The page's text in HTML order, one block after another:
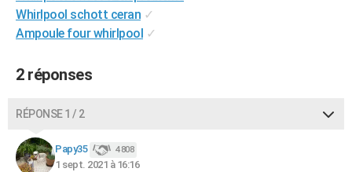
Destinations
City break
Voyage nature
Voyage de noces
Forum
Climat
+PHOTO
GUIDES D'ACHAT
BONS PLANS
Dictionnaire
Biographies
Citations
Expressions
Proverbes
PROGRAMME TV
Whirlpool schott ceran ✓
Ampoule four whirlpool ✓
2 réponses
RÉPONSE 1 / 2
Papy35 4 808
1 sept. 2021 à 16:16